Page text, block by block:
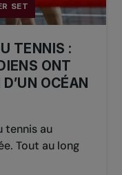
SET
TENNIS :
ONT
OCÉAN
tennis au
Tout au long